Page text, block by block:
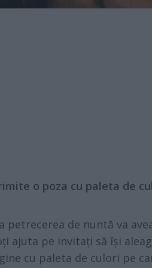
o poza cu paleta de
petrecerea de nuntă va
ajuta pe invitați să își
cu paleta de culori pe